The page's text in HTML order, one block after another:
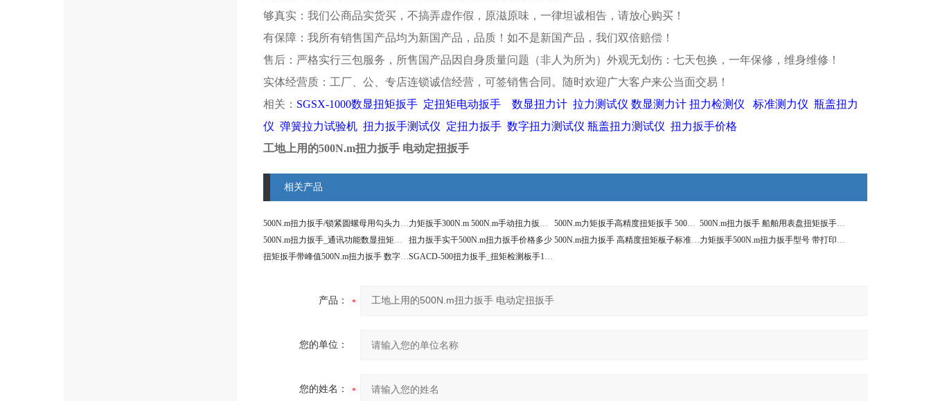
够真实：我们公商品实货买，不搞弄虚作假，原滋原味，一律坦诚相告，请放心购买！
有保障：我所有销售国产品均为新国产品，品质！如不是新国产品，我们双倍赔偿！
售后：严格实行三包服务，所售国产品因自身质量问题（非人为所为）外观无划伤：七天包换，一年保修，维身维修！
实体经营质：工厂、公、专店连锁诚信经营，可签销售合同。随时欢迎广大客户来公当面交易！
相关： SGSX-1000数显扭矩扳手 定扭矩电动扳手 数显扭力计 拉力测试仪 数显测力计 扭力检测仪 标准测力仪 瓶盖扭力
仪 弹簧拉力试验机 扭力扳手测试仪 定扭力扳手 数字扭力测试仪 瓶盖扭力测试仪 扭力扳手价格
工地上用的500N.m扭力扳手 电动定扭扳手
相关产品
500N.m扭力扳手/锁紧圆螺母用勾头力矩扳手 力矩扳手300N.m 500N.m手动扭力扳手_数显扭矩扳手 500N.m力矩扳手高精度扭矩扳手 500N.m扭力扳手显示数值的
500N.m扭力扳手 船舶用表盘扭矩扳手价格
500N.m扭力扳手_通讯功能数显扭矩扳手价格
扭力扳手实干500N.m扭力扳手价格多少 500N.m扭力扳手 高精度扭矩板子标准力矩
力矩扳手500N.m扭力扳手型号 带打印数显扭矩扳手
扭矩扳手带峰值500N.m扭力扳手 数字显示力矩扳手
SGACD-500扭力扳手_扭矩检测板手100-500N.m
产品：
您的单位：
您的姓名：